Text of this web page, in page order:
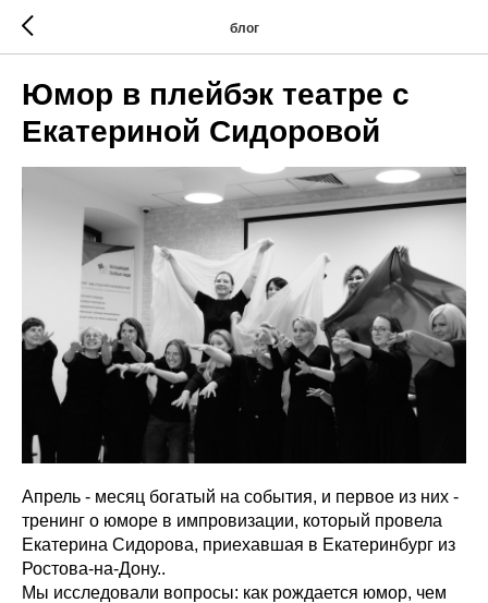
блог
Юмор в плейбэк театре с
Екатериной Сидоровой
Апрель - месяц богатый на события, и первое из них -
тренинг о юморе в импровизации, который провела
Екатерина Сидорова, приехавшая в Екатеринбург из
Ростова-на-Дону..
Мы исследовали вопросы: как рождается юмор, чем